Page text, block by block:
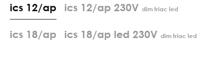
ics 12/ap ics 12/ap 230V dim triac led
ics 18/ap ics 18/ap led 230V dim triac led